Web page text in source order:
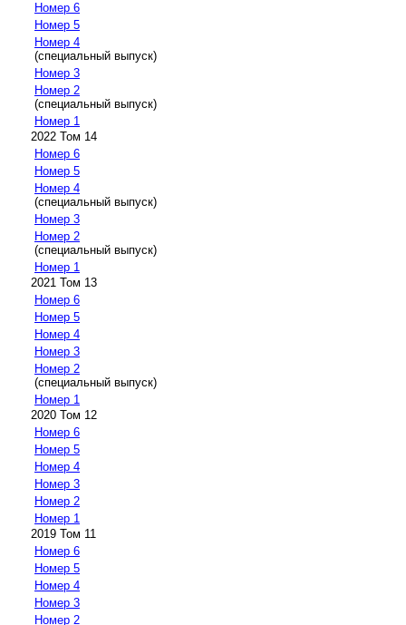
Номер 6
Номер 5
Номер 4
(специальный выпуск)
Номер 3
Номер 2
(специальный выпуск)
Номер 1
2022 Том 14
Номер 6
Номер 5
Номер 4
(специальный выпуск)
Номер 3
Номер 2
(специальный выпуск)
Номер 1
2021 Том 13
Номер 6
Номер 5
Номер 4
Номер 3
Номер 2
(специальный выпуск)
Номер 1
2020 Том 12
Номер 6
Номер 5
Номер 4
Номер 3
Номер 2
Номер 1
2019 Том 11
Номер 6
Номер 5
Номер 4
Номер 3
Номер 2